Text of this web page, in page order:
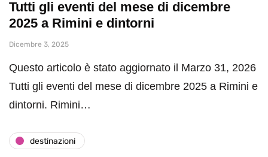
Tutti gli eventi del mese di dicembre
2025 a Rimini e dintorni
Dicembre 3, 2025
Questo articolo è stato aggiornato il Marzo 31, 2026
Tutti gli eventi del mese di dicembre 2025 a Rimini e
dintorni. Rimini…
destinazioni